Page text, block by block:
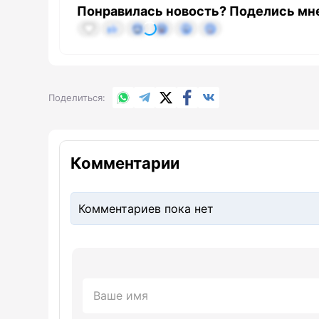
Понравилась новость? Поделись
Поделиться WhatsApp
TelegramX.comFacebook
Комментарии
Комментариев пока нет